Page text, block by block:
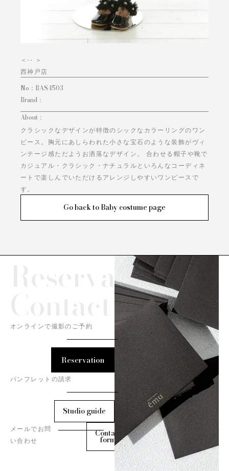
＜-- ＞
西神戸店
No： BAS4503
Brand：
About：
クラシックなデザインが特徴のシックなカラーリングのワン
ピース。胸元にあしらわれた小さな宝石のような装飾がヴィ
ンテージ感ただようお洒落なデザイン。 合わせる帽子や靴で
カジュアル・クラシック・ナチュラルといろんなコーディネ
ートで楽しんでいただけるアレンジしやすいワンピースで
す。
Go back to Baby costume page
Reservation/
オンラインで撮影のご予約
Reservation
パンフレットの請求
Studio guide
メールでお問
い合わせ
Contact
form